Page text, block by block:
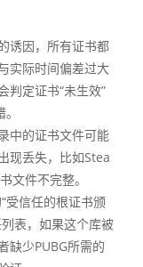
诱因，所有证书都
实际时间偏差过大
判定证书“未生效”
中的证书文件可能
现丢失，比如Stea
文件不完整。
受信任的根证书颁
表，如果这个库被
缺少PUBG所需的